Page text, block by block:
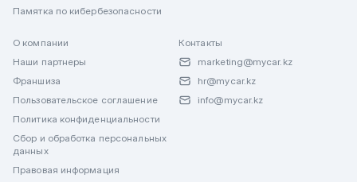
Памятка по кибербезопасности
О компании
Наши партнеры
Франшиза
Пользовательское соглашение
Политика конфиденциальности
Сбор и обработка персональных
данных
Правовая информация
Контакты
marketing@mycar.kz
hr@mycar.kz
info@mycar.kz